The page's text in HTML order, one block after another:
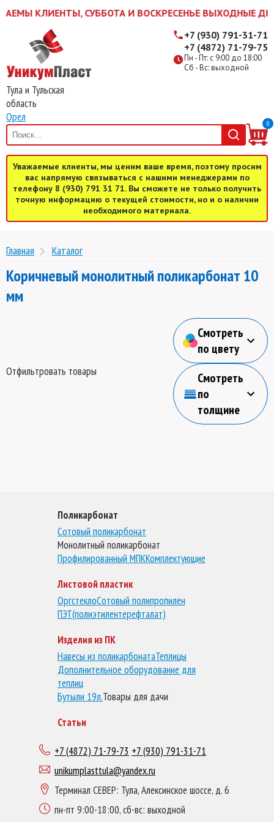
КЛИЕНТЫ, СУББОТА И ВОСКРЕСЕНЬЕ ВЫХОДНЫЕ
Тула и Тульская
область
Орел
Пн - Пт: с 9:00 до 18:00
Сб - Вс: выходной
+7 (930) 791-31-71
+7 (4872) 71-79-75
0
Уважаемые клиенты, мы ценим ваше время, поэтому просим
вас напрямую связываться с нашими менеджерами по
телефону 8 (930) 791 31 71. Вы сможете не только получить
точную информацию о текущей стоимости, но и о наличии
необходимого материала.
Главная Каталог
Коричневый монолитный поликарбонат 10
мм
Отфильтровать товары
Смотреть
по цвету
Смотреть
по
толщине
Поликарбонат
Сотовый поликарбонат
Монолитный поликарбонат
Профилированный МПККомплектующие
Листовой пластик
ОргстеклоСотовый полипропилен
ПЭТ(полиэтилентерефталат)
Изделия из ПК
Навесы из поликарбонатаТеплицы
Дополнительное оборудование для
теплиц
Бутыли 19л.Товары для дачи
Статьи
+7 (4872) 71-79-73 +7 (930) 791-31-71
unikumplasttula@yandex.ru
Терминал СЕВЕР: Тула, Алексинское шоссе, д. 6
пн-пт 9:00-18:00, сб-вс: выходной